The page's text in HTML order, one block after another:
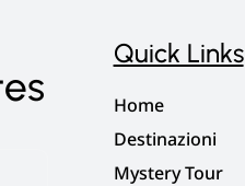
Quick Links
Home
Destinazioni
MysteryTour